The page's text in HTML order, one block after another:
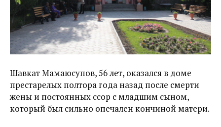
Шавкат Мамаюсупов, 56 лет, оказался в доме
престарелых полтора года назад после смерти
жены и постоянных ссор с младшим сыном,
который был сильно опечален кончиной матери.